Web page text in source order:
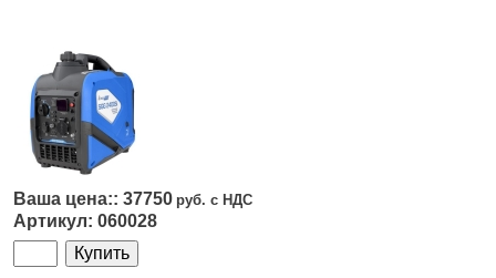
37750
060028